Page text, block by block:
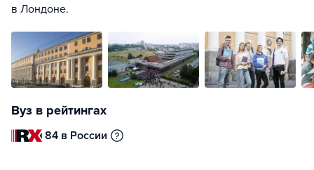
в Лондоне.
Вуз в рейтингах
84 в России